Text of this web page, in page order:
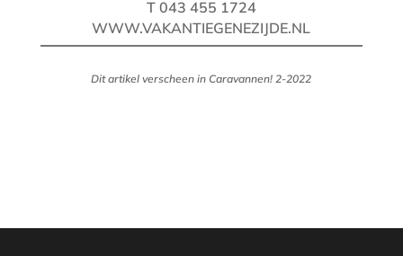
T 043 455 1724
WWW.VAKANTIEGENEZIJDE.NL
Dit artikel verscheen in Caravannen! 2-2022